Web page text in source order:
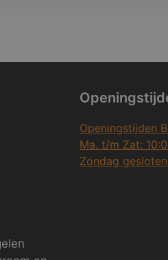
Openingstijden
Ma. t/m Zat:
Zondag gesloten